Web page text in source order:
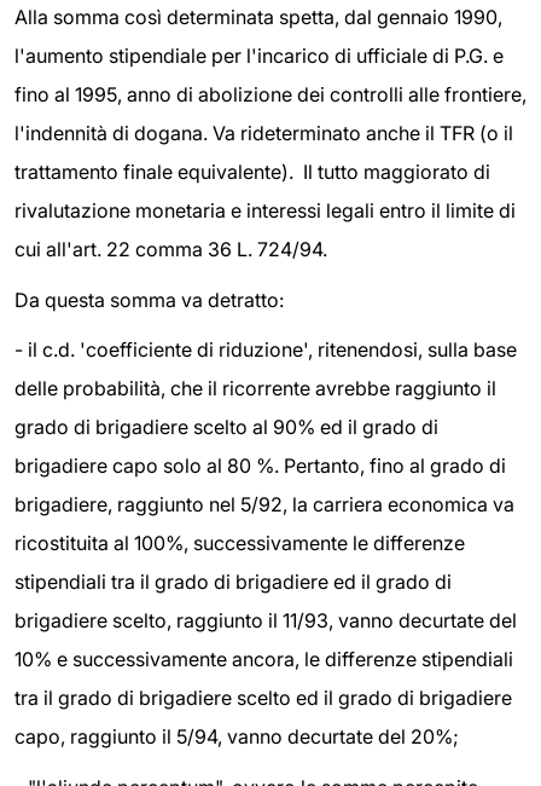
Alla somma così determinata spetta, dal gennaio 1990,
l'aumento stipendiale per l'incarico di ufficiale di P.G. e
fino al 1995, anno di abolizione dei controlli alle frontiere,
l'indennità di dogana. Va rideterminato anche il TFR (o il
trattamento finale equivalente). Il tutto maggiorato di
rivalutazione monetaria e interessi legali entro il limite di
cui all'art. 22 comma 36 L. 724/94.
Da questa somma va detratto:
- il c.d. 'coefficiente di riduzione', ritenendosi, sulla base
delle probabilità, che il ricorrente avrebbe raggiunto il
grado di brigadiere scelto al 90% ed il grado di
brigadiere capo solo al 80 %. Pertanto, fino al grado di
brigadiere, raggiunto nel 5/92, la carriera economica va
ricostituita al 100%, successivamente le differenze
stipendiali tra il grado di brigadiere ed il grado di
brigadiere scelto, raggiunto il 11/93, vanno decurtate del
10% e successivamente ancora, le differenze stipendiali
tra il grado di brigadiere scelto ed il grado di brigadiere
capo, raggiunto il 5/94, vanno decurtate del 20%;